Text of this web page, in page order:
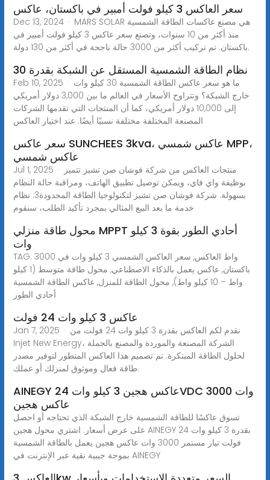
سعر العاكس 3 كيلو فولت أمبير في باكستان، عاكس
Dec 13, 2024 · MARS SOLAR هي مصنع عاكسات الطاقة الشمسية
منذ أكثر من 10 سنوات، وتصنع سعر عاكس 3 كيلو فولت أمبير في
باكستان. تم تركيب أكثر من 3000 حالة ناجحة في أكثر من 130 دولة.
نظام الطاقة الشمسية المستقل عن الشبكة بقدرة 30
Feb 10, 2025 · ما هو سعر عاكس الطاقة الشمسية 30 كيلو وات
خارج الشبكة؟ وتتراوح الأسعار في العالم ما بين 3,000 دولار أمريكي
إلى 10,000 دولار أمريكي، كما أن المنتجات التي تقدمها الشركات
المصنعة المختلفة مختلفة نسبيًا أيضًا. عند اختيار العاكس
سعر عاكس SUNCHEES 3kva، عاكس شمسي MPP،
عاكس شمسي
Jul 1, 2025 · منتجات العاكس من شركة فوشان صن تشيز تتميز
بوظيفة واي فاي، ويمكن توصيل تطبيق الهاتف، ومراقبة حالة النظام
بسهولة. شركة فوشان صن تشيز لتكنولوجيا الطاقة المحدودة3: نظام
خدمة ما بعد البيع المثالي بمجرد تأكيد الطلب، سنقوم
محول طاقة منزلي MPPT أحادي الطور بقوة 3 كيلو
وات
TAG: 3000 واط العاكس, سعر العاكس الشمسي 3 كيلو وات في
باكستان, عاكس يعمل بالذكاء الاصطناعي, محول طاقة متوسط (1 كيلو
واط – 10 كيلو واط), محول الطاقة للمنزل, عاكس الطاقة الشمسية
أحادي الطور
عاكس 3 كيلو وات 24 فولت
Jan 7, 2025 · نقدم لكم العاكس بقدرة 3 كيلو وات 24 فولت من
Injet New Energy، الشركة المصنعة والموردة والمصنع بالجملة
لحلول الطاقة المبتكرة. تم تصميم هذا العاكس المتطور لتوفير مصدر
طاقة فعال وموثوق لمنزلك أو عملك.
AINEGY عاكس هجين 3 كيلو وات 24VDC 3000 وات
عاكس هجين
تسوق عاكسًا للطاقة الشمسية خارج الشبكة الذي تحتاجه أو احصل
على عرض أسعار. اشتري محول هجين AINEGY بقدرة 3 كيلو وات 24
فولت تيار مستمر 3000 وات عاكس هجين يعمل بالطاقة الشمسية
بموجة جيبية نقية عبر الإنترنت في AINEGY